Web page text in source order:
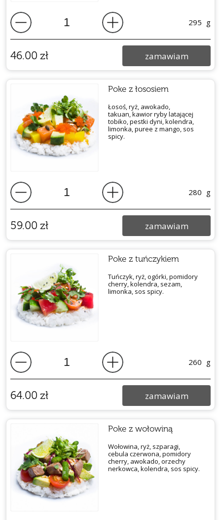
295 g
46.00 zł zamawiam
Poke z łososiem
Łosoś, ryż, awokado,
takuan,kawior ryby latającej
tobiko,pestki dyni, kolendra,
limonka,puree z mango, sos
spicy.
280 g
59.00 zł zamawiam
Poke z tuńczykiem
Tuńczyk, ryż, ogórki, pomidory
cherry, kolendra, sezam,
limonka, sos spicy.
260 g
64.00 zł zamawiam
Poke z wołowiną
Wołowina, ryż, szparagi,
cebula czerwona, pomidory
cherry, awokado, orzechy
nerkowca,kolendra, sos spicy.